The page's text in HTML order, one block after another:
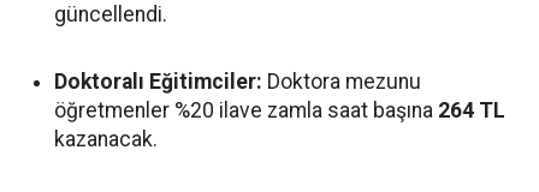
güncellendi.
Doktoralı Eğitimciler: Doktora mezunu
öğretmenler %20 ilave zamla saat başına 264 TL
kazanacak.